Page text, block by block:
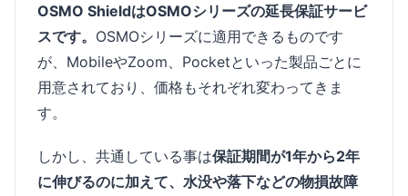
OSMO ShieldはOSMOシリーズの延長保証サービ
スです。 OSMOシリーズに適用できるものです
が、MobileやZoom、Pocketといった製品ごとに
用意されており、価格もそれぞれ変わってきま
す。
しかし、共通している事は保証期間が1年から2年
に伸びるのに加えて、水没や落下などの物損故障